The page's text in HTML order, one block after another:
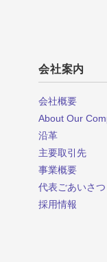
会社案内
会社概要
About Our
沿革
主要取引先
事業概要
代表ごあいさつ
採用情報